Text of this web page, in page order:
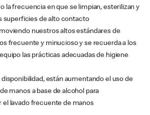
la frecuencia en que se limpian, esterilizan y
superficies de alto contacto
nuestros altos estándares de
frecuente y minucioso y se recuerda a los
las prácticas adecuadas de higiene
disponibilidad, están aumentando el uso de
manos a base de alcohol para
lavado frecuente de manos